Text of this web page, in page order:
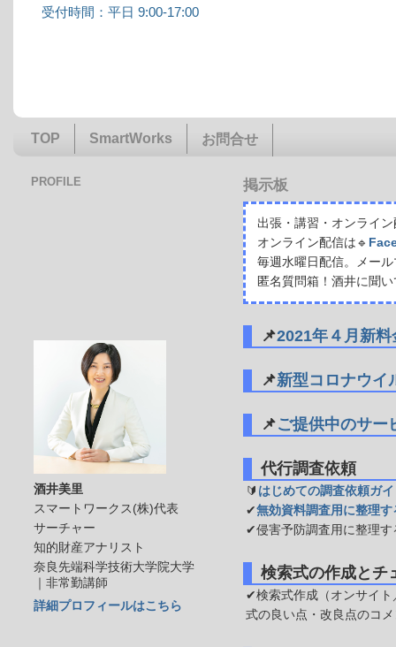
受付時間：平日 9:00-17:00
TOP SmartWorks お問合せ
掲示板
出張・講習・オンライ
オンライン配信は🔹
毎週水曜日配信。メー
匿名質問箱！酒井に聞
📌2021年４月新
📌新型コロナウイ
📌ご提供中のサー
代行調査依頼
🔰 はじめての調査依頼ガ
✔無効資料調査用に整理
✔侵害予防調査用に整理す
検索式の作成とチ
✔検索式作成（オンサイト
式の良い点・改良点のコ
PROFILE
酒井美里
スマートワークス(株)代表
サーチャー
知的財産アナリスト
奈良先端科学技術大学院大学
｜非常勤講師
詳細プロフィールはこちら